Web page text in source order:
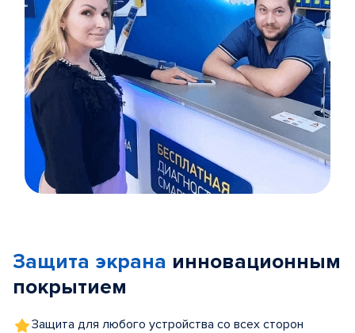
5
Защита экрана инновационным
покрытием
Защита для любого устройства со всех сторон